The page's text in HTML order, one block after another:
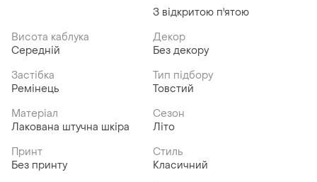
З відкритою п'ятою
Висота каблука
Середній
Декор
Без декору
Застібка
Ремінець
Тип підбору
Товстий
Матеріал
Лакована штучна шкіра
Сезон
Літо
Принт
Без принту
Стиль
Класичний